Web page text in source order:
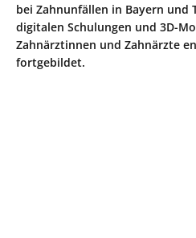
bei Zahnunfällen in Bayern und
digitalen Schulungen und 3D-
Zahnärztinnen und Zahnärzte
fortgebildet.